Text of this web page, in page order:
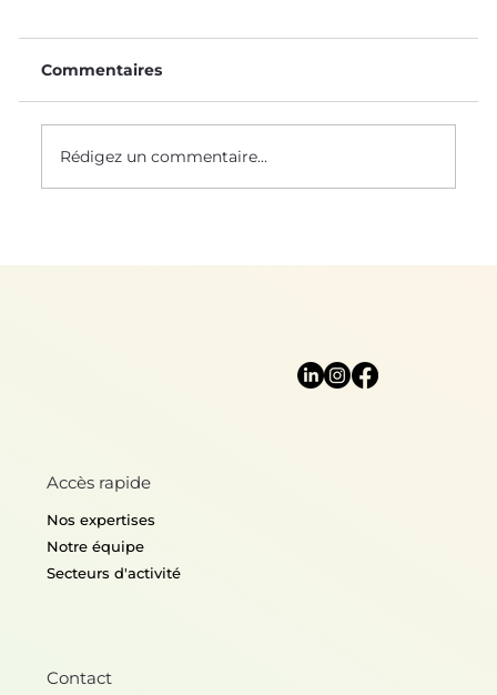
technologies emblématiques
Commentaires
Rédigez un commentaire...
Accès rapide
Nos expertises
Notre équipe
Secteurs d'activité
Contact